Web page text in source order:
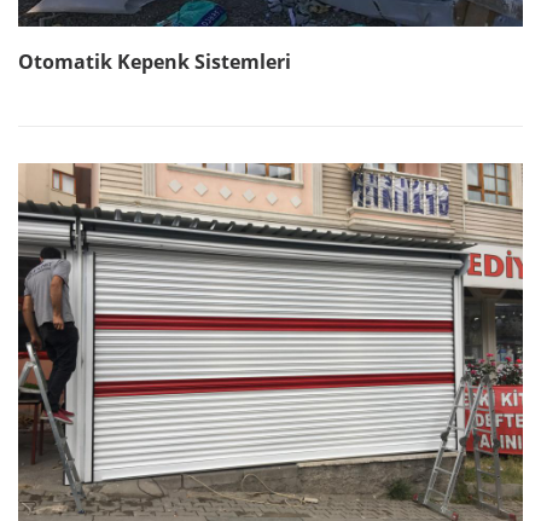
Otomatik Kepenk Sistemleri